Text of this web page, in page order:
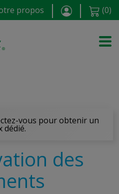
propos (0)
vous pour obtenir un
dédié.
des